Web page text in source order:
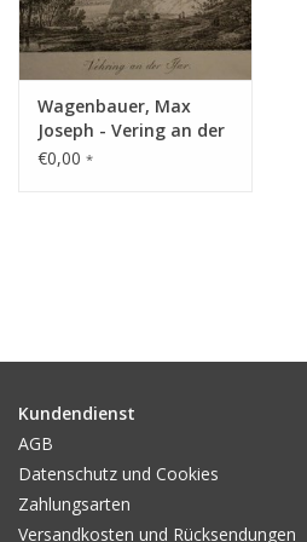
Gemälde
Fotografie
Varia & Rara
Wagenbauer, Max
Joseph - Vering an der
Isar. Oberföhring
€0,00 *
Kundendienst
AGB
Datenschutz und Cookies
Zahlungsarten
Versandkosten und Rücksendungen